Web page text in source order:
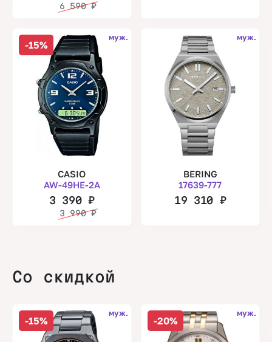
6 590₽
-15%
муж.
CASIO
AW-49HE-2A
3 390 ₽
3 990₽
муж.
BERING
17639-777
19 310 ₽
Со скидкой
-15%
муж.
-20%
муж.